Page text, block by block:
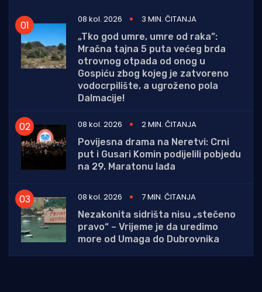
08 kol. 2026
3 MIN. ČITANJA
„Tko god umre, umre od raka”:
Mračna tajna 5 puta većeg brda
otrovnog otpada od onog u
Gospiću zbog kojeg je zatvoreno
vodocrpilište, a ugroženo pola
Dalmacije!
08 kol. 2026
2 MIN. ČITANJA
Povijesna drama na Neretvi: Crni
put i Gusari Komin podijelili pobjedu
na 29. Maratonu lađa
08 kol. 2026
7 MIN. ČITANJA
Nezakonita sidrišta nisu „stečeno
pravo“ – Vrijeme je da uredimo
more od Umaga do Dubrovnika